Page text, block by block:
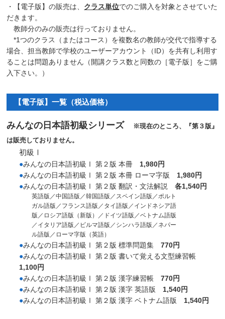
・【電子版】の販売は、 クラス単位でのご購入を対象とさせていた
だきます。
教師分のみの販売は行っておりません。
*1つのクラス（またはコース）を複数名の教師が交代で指導する
場合、担当教師で学校のユーザーアカウント（ID）を共有し利用す
ることは問題ありません（開講クラス数と同数の［電子版］をご購
入下さい。）
【電子版】一覧（税込価格）
みんなの日本語初級シリーズ
※現在のところ、『第３版』
は販売しておりません。
初級Ⅰ
●みんなの日本語初級Ⅰ 第２版 本冊 1,980円
●みんなの日本語初級Ⅰ 第２版 本冊 ローマ字版 1,980円
●みんなの日本語初級Ⅰ 第２版 翻訳・文法解説各1,540円
英語版／中国語版／韓国語版／スペイン語版／ポルト
ガル語版／フランス語版／タイ語版／インドネシア語
版／ロシア語版（新版）／ドイツ語版／ベトナム語版
／イタリア語版／ビルマ語版／シンハラ語版／ネパー
ル語版／ローマ字版（英語）
●みんなの日本語初級Ⅰ 第２版 標準問題集770円
●みんなの日本語初級Ⅰ 第２版 書いて覚える文型練習帳
1,100円
●みんなの日本語初級Ⅰ 第２版 漢字練習帳770円
●みんなの日本語初級Ⅰ 第２版 漢字 英語版 1,540円
●みんなの日本語初級Ⅰ 第２版 漢字 ベトナム語版 1,540円